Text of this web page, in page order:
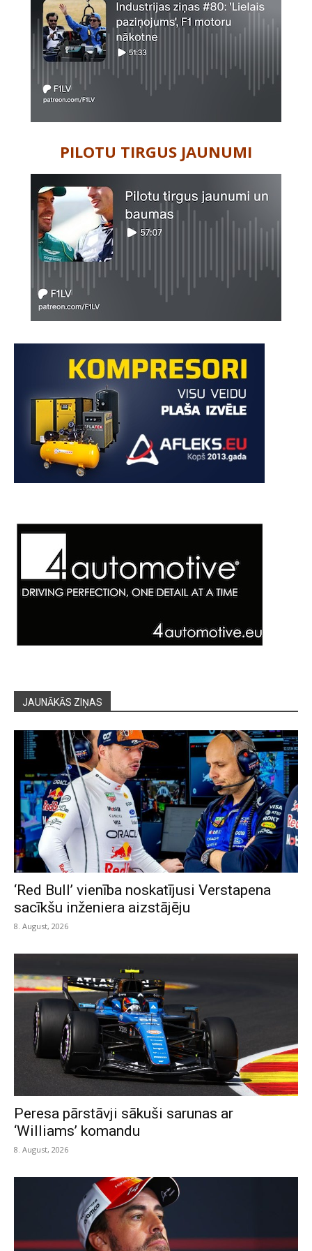
PILOTU TIRGUS JAUNUMI
JAUNĀKĀS ZIŅAS
‘Red Bull’ vienība noskatījusi Verstapena
sacīkšu inženiera aizstājēju
8. August, 2026
Peresa pārstāvji sākuši sarunas ar
‘Williams’ komandu
8. August, 2026